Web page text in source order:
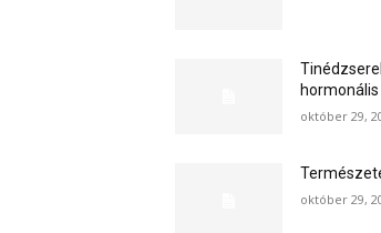
október 29,
október 29,